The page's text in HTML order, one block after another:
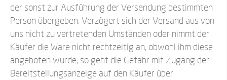
der sonst zur Ausführung der Versendung bestimmten
Person übergeben. Verzögert sich der Versand aus von
uns nicht zu vertretenden Umständen oder nimmt der
Käufer die Ware nicht rechtzeitig an, obwohl ihm diese
angeboten wurde, so geht die Gefahr mit Zugang der
Bereitstellungsanzeige auf den Käufer über.